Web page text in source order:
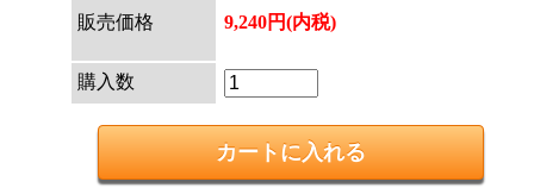
販売価格 9,240円(内税)
購入数